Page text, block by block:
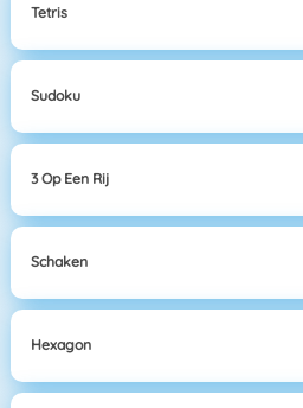
Tetris
Sudoku
3 Op Een Rij
Schaken
Hexagon